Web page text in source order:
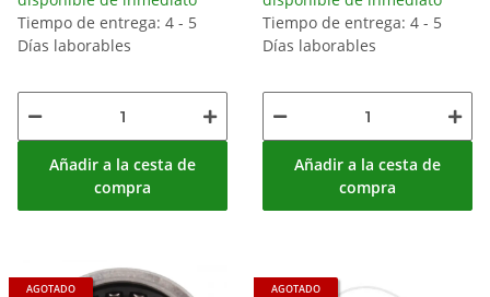
Tiempo de entrega: 4 - 5
Días laborables
Añadir a la cesta de
compra
Tiempo de entrega: 4 - 5
Días laborables
Añadir a la cesta de
compra
AGOTADO AGOTADO